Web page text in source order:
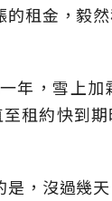
租金，毅
年，雪上
租約快到
，沒過幾